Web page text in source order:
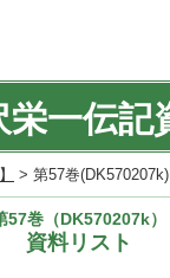
一伝記
> 第57巻
57巻（DK570207k）
資料リスト